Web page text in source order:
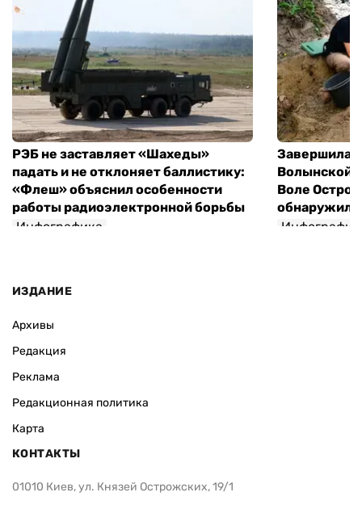
РЭБ не заставляет «Шахеды»
падать и не отклоняет баллистику:
«Флеш» объяснил особенности
работы радиоэлектронной борьбы
Инфографика
Волынской
Воле
обнаружили
ИЗДАНИЕ
Архивы
Редакция
Реклама
Редакционная политика
Карта
КОНТАКТЫ
01010 Киев, ул. Князей Острожских, 19/1